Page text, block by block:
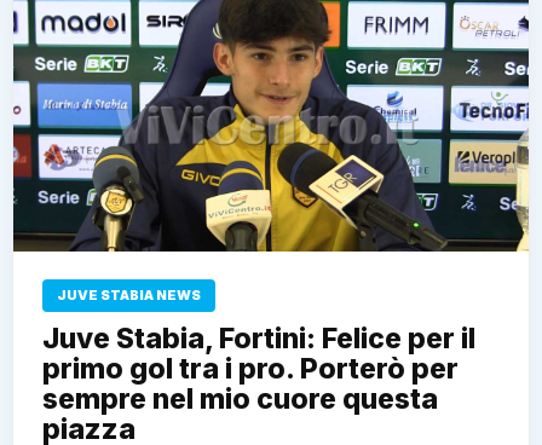
JUVE STABIA NEWS
Juve Stabia, Fortini: Felice per il
primo gol tra i pro. Porterò per
sempre nel mio cuore questa
piazza